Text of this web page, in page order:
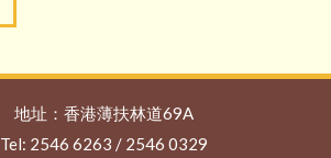
地址：香港薄扶林道69A
Tel: 2546 6263 / 2546 0329